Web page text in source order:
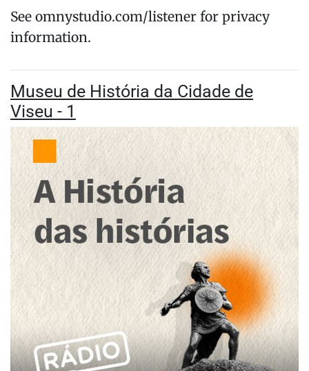
See omnystudio.com/listener for privacy
information.
Museu de História da Cidade de
Viseu - 1